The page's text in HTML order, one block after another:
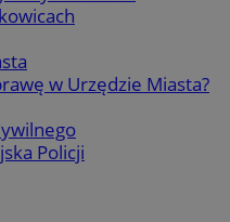
w Urzędzie Miasta?
Policji